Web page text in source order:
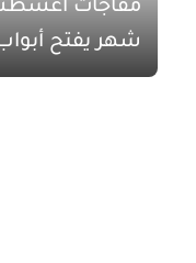
شهر يفتح